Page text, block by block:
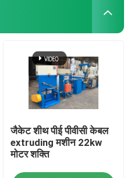
जैकेट शीथ पीई पीवीसी केबल
extruding मशीन 22kw
मोटर शक्ति